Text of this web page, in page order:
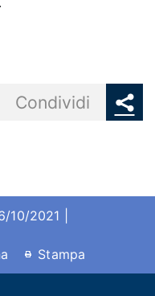
Condividi
10/2021 |
Stampa